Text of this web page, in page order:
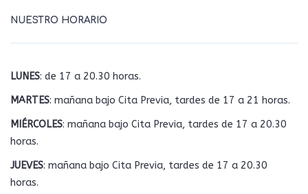
NUESTRO HORARIO
LUNES: de 17 a 20.30 horas.
MARTES: mañana bajo Cita Previa, tardes de 17 a 21 horas.
MIÉRCOLES: mañana bajo Cita Previa, tardes de 17 a 20.30
horas.
JUEVES: mañana bajo Cita Previa, tardes de 17 a 20.30
horas.